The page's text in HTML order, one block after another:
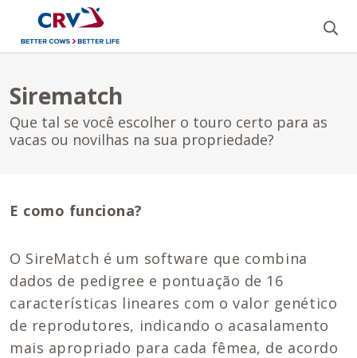
Sirematch
Que tal se você escolher o touro certo para as
vacas ou novilhas na sua propriedade?
E como funciona?
O SireMatch é um software que combina
dados de pedigree e pontuação de 16
características lineares com o valor genético
de reprodutores, indicando o acasalamento
mais apropriado para cada fêmea, de acordo